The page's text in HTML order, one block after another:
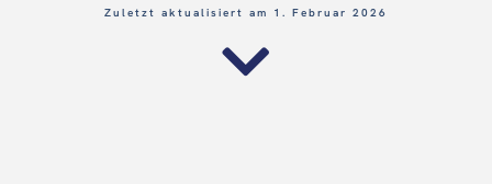
Zuletzt aktualisiert am 1. Februar 2026